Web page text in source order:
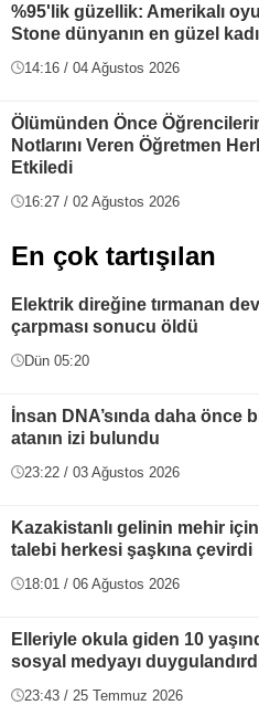
%95'lik güzellik: Amerikalı
Stone dünyanın en güzel
14:16 / 04 Ağustos 2026
Ölümünden Önce
Notlarını Veren Öğretmen
Etkiledi
16:27 / 02 Ağustos 2026
En çok tartışılan
Elektrik direğine tırmanan
çarpması sonucu öldü
Dün 05:20
İnsan DNA’sında daha önce
atanın izi bulundu
23:22 / 03 Ağustos 2026
Kazakistanlı gelinin mehir
talebi herkesi şaşkına çevirdi
18:01 / 06 Ağustos 2026
Elleriyle okula giden 10
sosyal medyayı
23:43 / 25 Temmuz 2026